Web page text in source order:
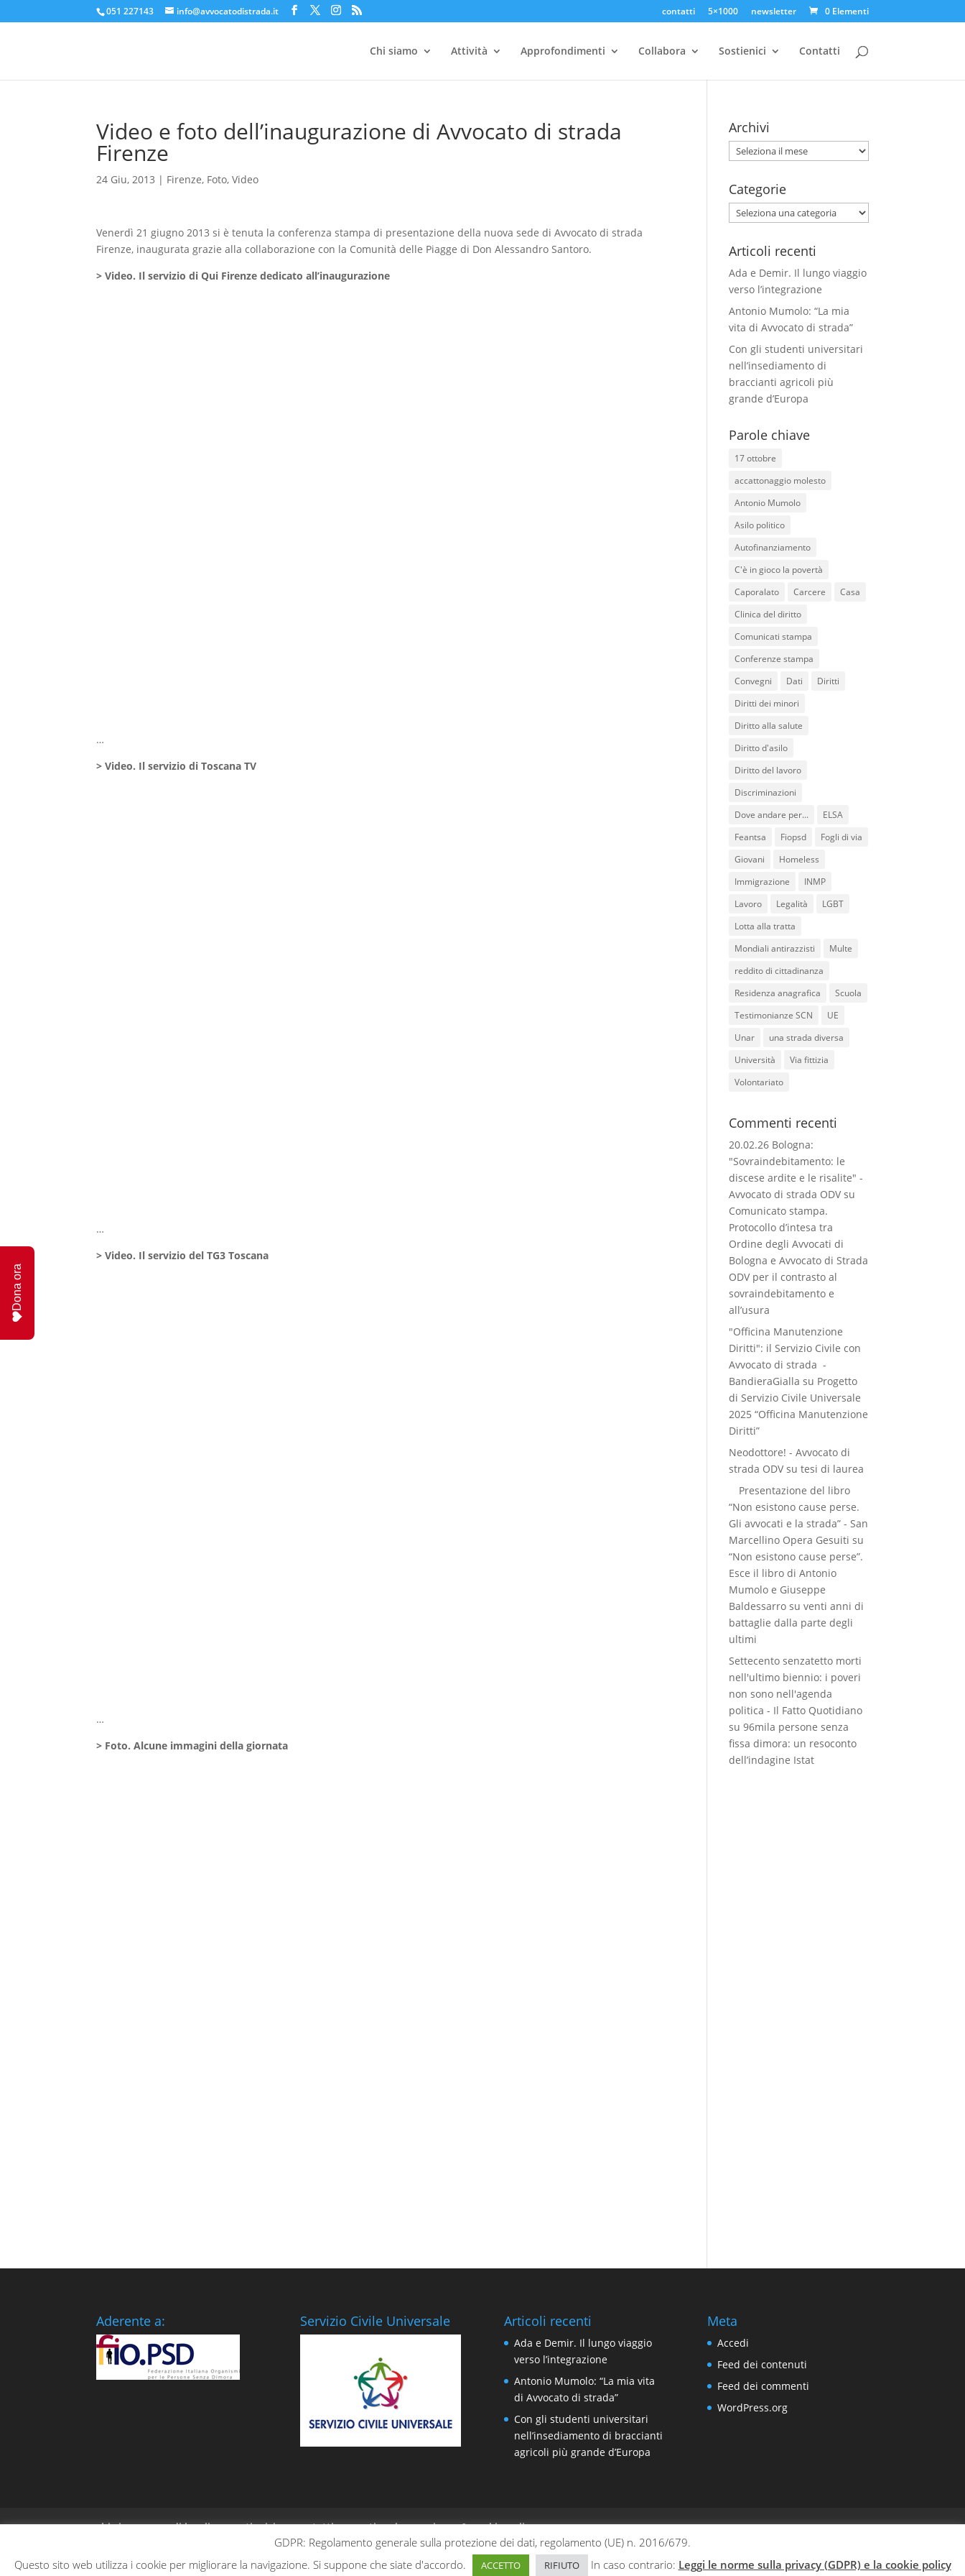
051 227143 info@avvocatodistrada.it contatti 5×1000 newsletter 0 Elementi
Chi siamo Attività Approfondimenti Collabora Sostienici Contatti
Video e foto dell’inaugurazione di Avvocato di strada
Firenze
24 Giu, 2013 | Firenze, Foto,Video
Venerdì 21 giugno 2013 si è tenuta la conferenza stampa di presentazione della nuova sede di Avvocato di strada
Firenze, inaugurata grazie alla collaborazione con la Comunità delle Piagge di Don Alessandro Santoro.
> Video. Il servizio di Qui Firenze dedicato all’inaugurazione
…
> Video. Il servizio di Toscana TV
…
> Video. Il servizio del TG3 Toscana
…
> Foto. Alcune immagini della giornata
Archivi
Archivi
Categorie
Categorie
Articoli recenti
Ada e Demir. Il lungo viaggio
verso l’integrazione
Antonio Mumolo: “La mia
vita di Avvocato di strada”
Con gli studenti universitari
nell’insediamento di
braccianti agricoli più
grande d’Europa
Parole chiave
17 ottobre
accattonaggio molesto
Antonio Mumolo
Asilo politico
Autofinanziamento
C'è in gioco la povertà
Caporalato
Carcere
Casa
Clinica del diritto
Comunicati stampa
Conferenze stampa
Convegni
Dati
Diritti
Diritti dei minori
Diritto alla salute
Diritto d'asilo
Diritto del lavoro
Discriminazioni
Dove andare per...
ELSA
Feantsa
Fiopsd
Fogli di via
Giovani
Homeless
Immigrazione
INMP
Lavoro
Legalità
LGBT
Lotta alla tratta
Mondiali antirazzisti
Multe
reddito di cittadinanza
Residenza anagrafica
Scuola
Testimonianze SCN
UE
Unar
una strada diversa
Università
Via fittizia
Volontariato
Commenti recenti
20.02.26 Bologna:
"Sovraindebitamento: le
discese ardite e le risalite" -
Avvocato di strada ODV su
Comunicato stampa.
Protocollo d’intesa tra
Ordine degli Avvocati di
Bologna e Avvocato di Strada
ODV per il contrasto al
sovraindebitamento e
all’usura
"Officina Manutenzione
Diritti": il Servizio Civile con
Avvocato di strada -
BandieraGialla su Progetto
di Servizio Civile Universale
2025 “Officina Manutenzione
Diritti”
Neodottore! - Avvocato di
strada ODV sutesi di laurea
Presentazione del libro
“Non esistono cause perse.
Gli avvocati e la strada” - San
Marcellino Opera Gesuiti su
“Non esistono cause perse”.
Esce il libro di Antonio
Mumolo e Giuseppe
Baldessarro su venti anni di
battaglie dalla parte degli
ultimi
Settecento senzatetto morti
nell'ultimo biennio: i poveri
non sono nell'agenda
politica - Il Fatto Quotidiano
su96mila persone senza
fissa dimora: un resoconto
dell’indagine Istat
Aderente a: Servizio Civile Universale Articoli recenti
Ada e Demir. Il lungo viaggio
verso l’integrazione
Antonio Mumolo: “La mia vita
di Avvocato di strada”
Con gli studenti universitari
nell’insediamento di braccianti
agricoli più grande d’Europa
Meta
Accedi
Feed dei contenuti
Feed dei commenti
WordPress.org
chi siamo sedi locali sostienici contatti gestionale privacy & cookie policy
Powered byJEFFE
GDPR: Regolamento generale sulla protezione dei dati, regolamento (UE) n. 2016/679.
Questo sito web utilizza i cookie per migliorare la navigazione. Si suppone che siate d'accordo.
ACCETTO RIFIUTO In caso contrario: Leggi le norme sulla privacy (GDPR) e la cookie policy
Dona ora